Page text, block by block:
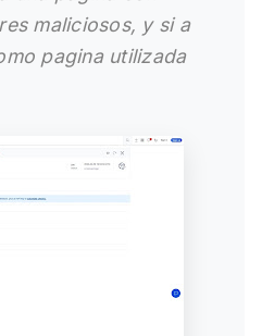
maliciosos, y si a
pagina utilizada